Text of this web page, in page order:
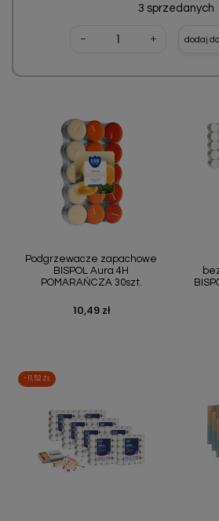
3 sprzedanych
- + dodaj
Podgrzewacze zapachowe
BISPOL Aura 4H
POMARAŃCZA 30szt.
Cena
10,49 zł
-11,52 ZŁ